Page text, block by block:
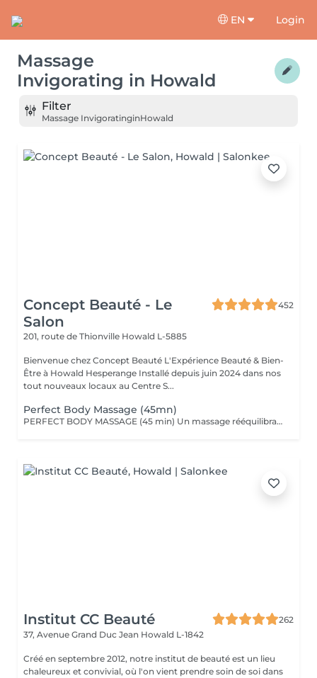
EN Login
Massage
Invigorating in Howald
Filter
Massage InvigoratinginHowald
Concept Beauté - Le
Salon
452
201, route de Thionville Howald L-5885
Bienvenue chez Concept Beauté L'Expérience Beauté & Bien-
Être à Howald Hesperange Installé depuis juin 2024 dans nos
tout nouveaux locaux au Centre S...
Perfect Body Massage (45mn)
PERFECT BODY MASSAGE (45 min) Un massage rééquilibrant qui allie des techniques relaxantes et tonifiantes pour une détente profonde du corps et de l'esprit. Ce soin sur-mesure, adapté à vos besoins, favorise la détente musculaire tout en stimulant la circulation pour une sensation de légèreté et de bien-être absolu. Les textures soyeuses et les actifs botaniques Comfort Zone, formulés sans silicones ni parabènes, enveloppent votre peau de douceur et hydratent intensément.
Institut CC Beauté
262
37, Avenue Grand Duc Jean Howald L-1842
Créé en septembre 2012, notre institut de beauté est un lieu
chaleureux et convivial, où l'on vient prendre soin de soi dans